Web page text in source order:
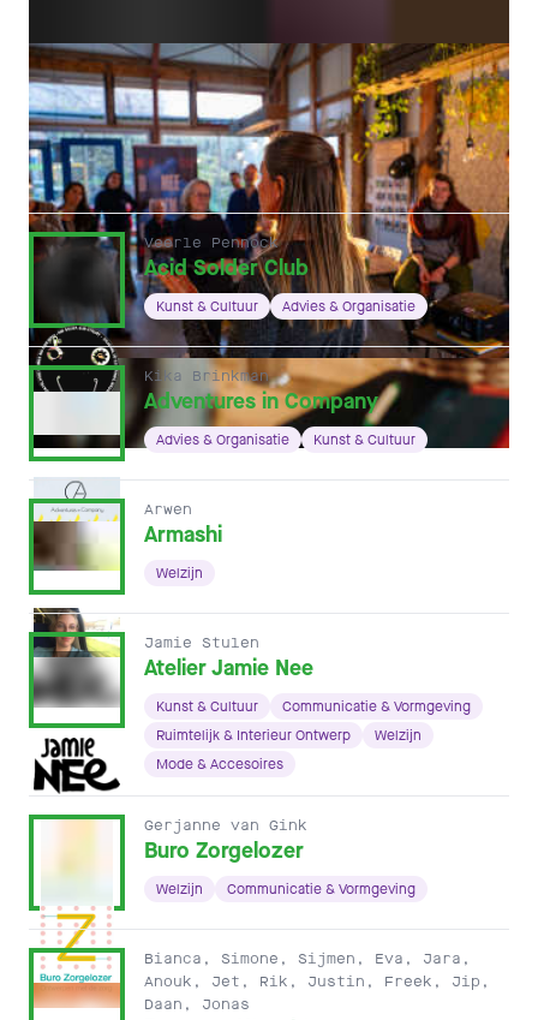
ANDERE HOFLEDEN
Veerle Pennock
Acid Solder Club
Kunst & Cultuur Advies & Organisatie
Kika Brinkman
Adventures in Company
Advies & Organisatie Kunst & Cultuur
Arwen
Armashi
Welzijn
Jamie Stulen
Atelier Jamie Nee
Kunst & Cultuur
Communicatie & Vormgeving
Ruimtelijk & Interieur Ontwerp
Welzijn
Mode & Accesoires
Gerjanne van Gink
Buro Zorgelozer
Welzijn Communicatie & Vormgeving
Bianca, Simone, Sijmen, Eva, Jara,
Anouk, Jet, Rik, Justin, Freek, Jip,
Daan, Jonas